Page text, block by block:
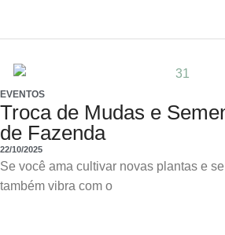
EVENTOS
Troca de Mudas e
de Fazenda
22/10/2025
Se você ama cultivar novas plantas e
também vibra com o